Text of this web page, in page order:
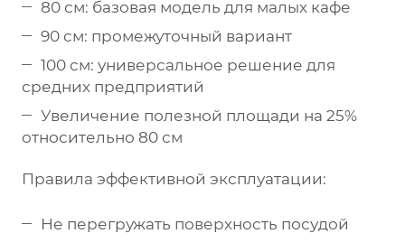
80 см: базовая модель для малых кафе
90 см: промежуточный вариант
100 см: универсальное решение для
средних предприятий
Увеличение полезной площади на 25%
относительно 80 см
Правила эффективной эксплуатации:
Не перегружать поверхность посудой